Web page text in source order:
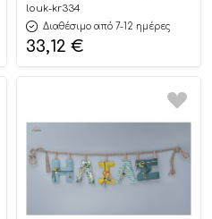
Loukia
louk-kr334
Διαθέσιμο από 7-12 ημέρες
33,12 €